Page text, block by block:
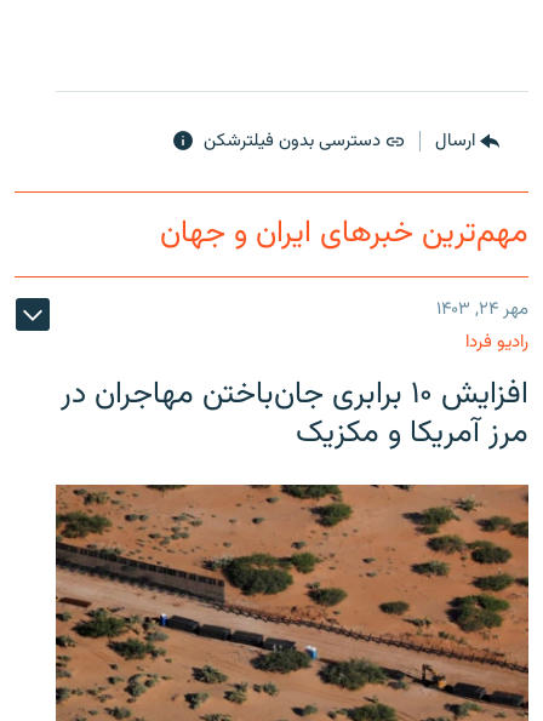
ارسال دسترسی بدون فیلترشکن
مهم‌ترین خبرهای ایران و جهان
مهر ۲۴, ۱۴۰۳
رادیو فردا
افزایش ۱۰ برابری جان‌باختن مهاجران در
مرز آمریکا و مکزیک